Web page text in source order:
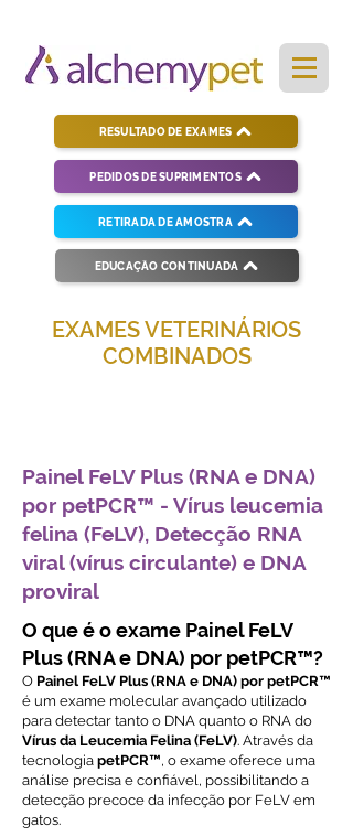
PEDIDOS DE SUPRIMENTOS
RESULTADO DE EXAMES
RETIRADA DE AMOSTRA
EDUCAÇÃO CONTINUADA
EXAMES VETERINÁRIOS
COMBINADOS
Painel FeLV Plus (RNA e DNA)
por petPCR™ - Vírus leucemia
felina (FeLV), Detecção RNA
viral (vírus circulante) e DNA
proviral
O que é o exame Painel FeLV
Plus (RNA e DNA) por petPCR™?
O Painel FeLV Plus (RNA e DNA) por petPCR™
é um exame molecular avançado utilizado
para detectar tanto o DNA quanto o RNA do
Vírus da Leucemia Felina (FeLV). Através da
tecnologia petPCR™, o exame oferece uma
análise precisa e confiável, possibilitando a
detecção precoce da infecção por FeLV em
gatos.